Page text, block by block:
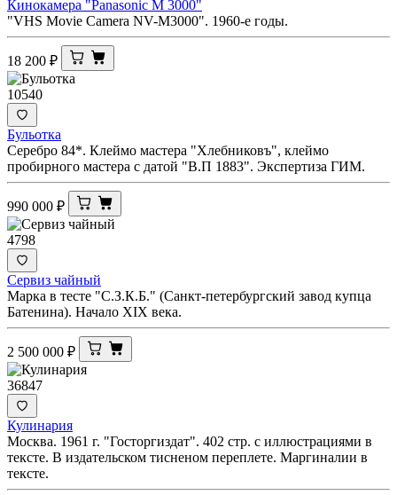
Кинокамера "Panasonic M 3000"
"VHS Movie Camera NV-M3000". 1960-е годы.
18 200 ₽
10540
Бульотка
Серебро 84*. Клеймо мастера "Хлебниковъ", клеймо
пробирного мастера с датой "В.П 1883". Экспертиза ГИМ.
990 000 ₽
4798
Сервиз чайный
Марка в тесте "С.З.К.Б." (Санкт-петербургский завод купца
Батенина). Начало XIX века.
2 500 000 ₽
36847
Кулинария
Москва. 1961 г. "Госторгиздат". 402 стр. с иллюстрациями в
тексте. В издательском тисненом переплете. Маргиналии в
тексте.